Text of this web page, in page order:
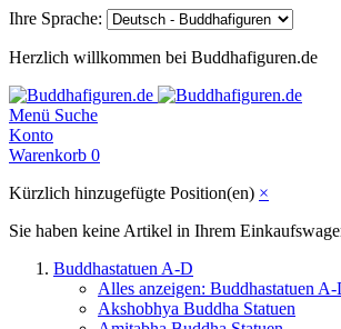
Ihre Sprache:
Herzlich willkommen bei Buddhafiguren.de
Menü Suche
Konto
Warenkorb 0
Kürzlich hinzugefügte Position(en) ×
Sie haben keine Artikel in Ihrem
Buddhastatuen A-D
Alles anzeigen: Buddhastatuen A-
Akshobhya Buddha Statuen